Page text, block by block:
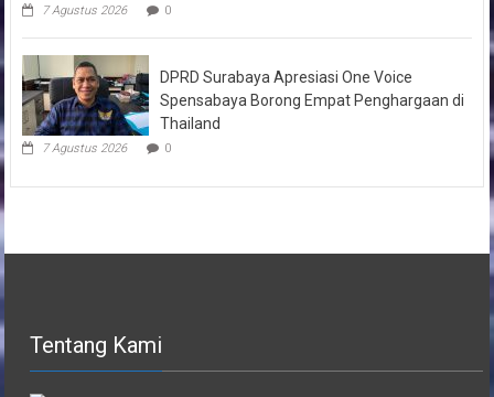
7 Agustus 2026 0
DPRD Surabaya Apresiasi One Voice
Spensabaya Borong Empat Penghargaan di
Thailand
7 Agustus 2026 0
Tentang Kami